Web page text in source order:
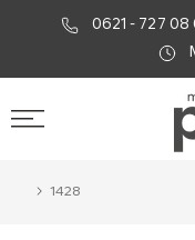
0621 - 727 08
1428